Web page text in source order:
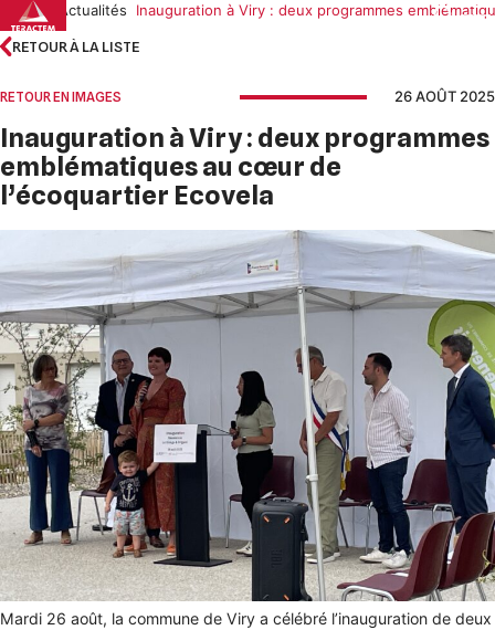
Skip
to
content
Accueil Actualités Inauguration à Viry : deux programmes
RETOUR À LA LISTE
RETOUR EN IMAGES 26 AOÛT 2025
Inauguration à Viry : deux programmes
emblématiques au cœur de
l’écoquartier Ecovela
Mardi 26 août, la commune de Viry a célébré l’inauguration de deux